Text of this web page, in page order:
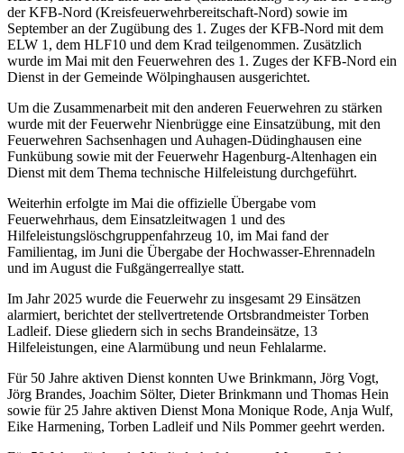
der KFB-Nord (Kreisfeuerwehrbereitschaft-Nord) sowie im
September an der Zugübung des 1. Zuges der KFB-Nord mit dem
ELW 1, dem HLF10 und dem Krad teilgenommen. Zusätzlich
wurde im Mai mit den Feuerwehren des 1. Zuges der KFB-Nord ein
Dienst in der Gemeinde Wölpinghausen ausgerichtet.
Um die Zusammenarbeit mit den anderen Feuerwehren zu stärken
wurde mit der Feuerwehr Nienbrügge eine Einsatzübung, mit den
Feuerwehren Sachsenhagen und Auhagen-Düdinghausen eine
Funkübung sowie mit der Feuerwehr Hagenburg-Altenhagen ein
Dienst mit dem Thema technische Hilfeleistung durchgeführt.
Weiterhin erfolgte im Mai die offizielle Übergabe vom
Feuerwehrhaus, dem Einsatzleitwagen 1 und des
Hilfeleistungslöschgruppenfahrzeug 10, im Mai fand der
Familientag, im Juni die Übergabe der Hochwasser-Ehrennadeln
und im August die Fußgängerreallye statt.
Im Jahr 2025 wurde die Feuerwehr zu insgesamt 29 Einsätzen
alarmiert, berichtet der stellvertretende Ortsbrandmeister Torben
Ladleif. Diese gliedern sich in sechs Brandeinsätze, 13
Hilfeleistungen, eine Alarmübung und neun Fehlalarme.
Für 50 Jahre aktiven Dienst konnten Uwe Brinkmann, Jörg Vogt,
Jörg Brandes, Joachim Sölter, Dieter Brinkmann und Thomas Hein
sowie für 25 Jahre aktiven Dienst Mona Monique Rode, Anja Wulf,
Eike Harmening, Torben Ladleif und Nils Pommer geehrt werden.